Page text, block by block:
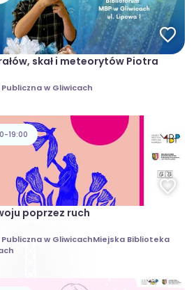
skał i meteorytów Piotra
w Gliwicach
19:00
poprzez ruch
w GliwicachMiejska Biblioteka